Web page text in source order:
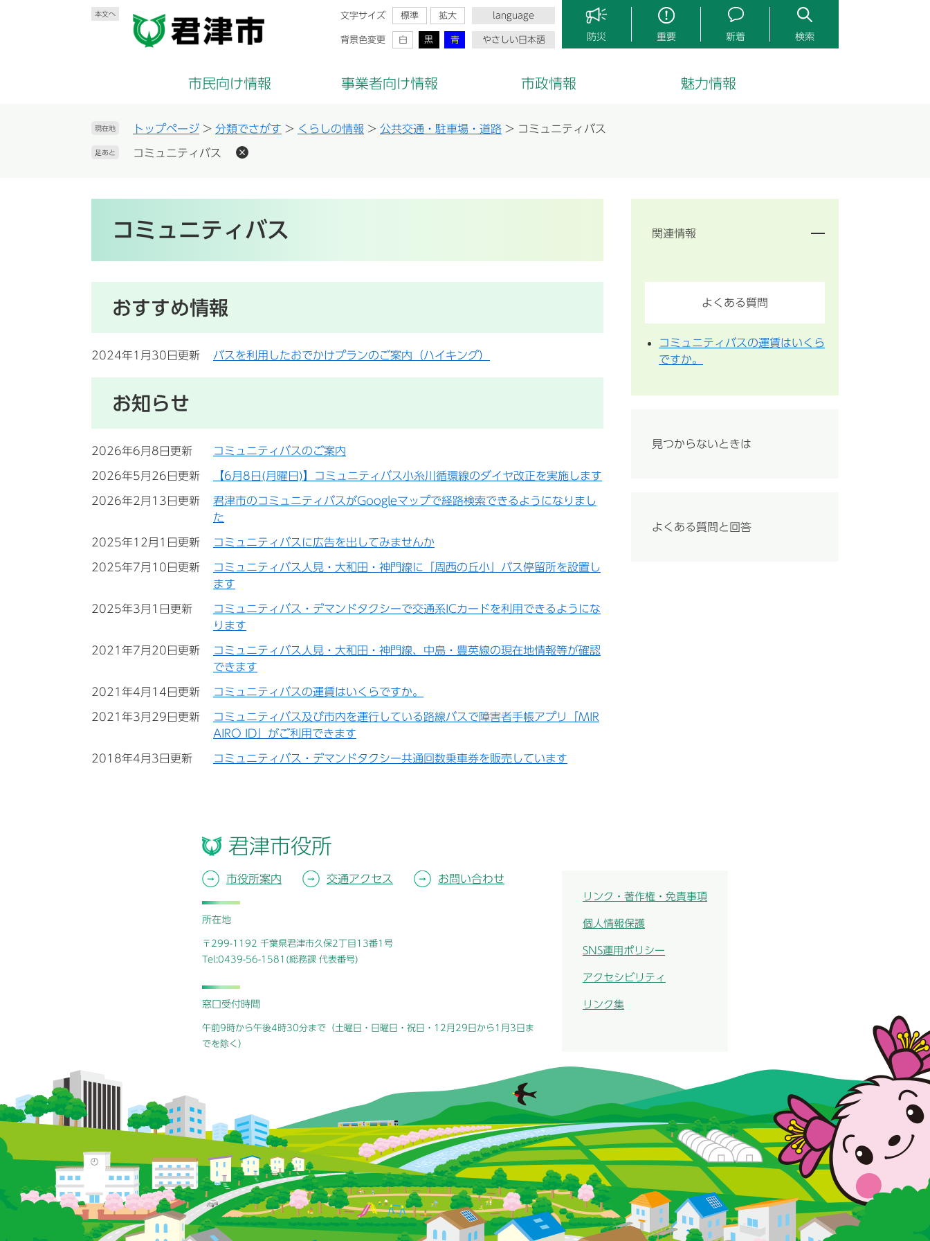
本文へ 文字サイズ 標準 拡大
背景色変更 白 黒 青
language
やさしい日本語 防災 重要 新着 検索
市民向け情報 事業者向け情報 市政情報 魅力情報
現在地 トップページ > 分類でさがす > くらしの情報 > 公共交通・駐車場・道路 > コミュニティバス
足あと コミュニティバス
コミュニティバス
おすすめ情報
2024年1月30日更新 バスを利用したおでかけプランのご案内（ハイキング）
お知らせ
2026年6月8日更新 コミュニティバスのご案内
2026年5月26日更新 【6月8日(月曜日)】コミュニティバス小糸川循環線のダイヤ改正を実施します
2026年2月13日更新
君津市のコミュニティバスがGoogleマップで経路検索できるようになりまし
た
2025年12月1日更新 コミュニティバスに広告を出してみませんか
2025年7月10日更新
コミュニティバス人見・大和田・神門線に「周西の丘小」バス停留所を設置し
ます
2025年3月1日更新
コミュニティバス・デマンドタクシーで交通系ICカードを利用できるようにな
ります
2021年7月20日更新
コミュニティバス人見・大和田・神門線、中島・豊英線の現在地情報等が確認
できます
2021年4月14日更新 コミュニティバスの運賃はいくらですか。
2021年3月29日更新
コミュニティバス及び市内を運行している路線バスで障害者手帳アプリ「MIR
AIRO ID」がご利用できます
2018年4月3日更新 コミュニティバス・デマンドタクシー共通回数乗車券を販売しています
関連情報
よくある質問
コミュニティバスの運賃はいくら
ですか。
見つからないときは
よくある質問と回答
君津市役所
市役所案内 交通アクセス お問い合わせ
所在地
〒299-1192 千葉県君津市久保2丁目13番1号
Tel:0439-56-1581(総務課 代表番号)
窓口受付時間
午前9時から午後4時30分まで（土曜日・日曜日・祝日・12月29日から1月3日ま
でを除く）
リンク・著作権・免責事項
個人情報保護
SNS運用ポリシー
アクセシビリティ
リンク集